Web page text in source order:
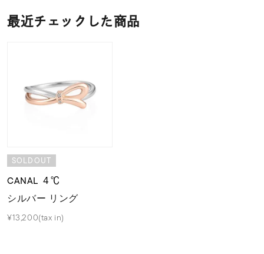
最近チェックした商品
SOLDOUT
CANAL ４℃
シルバー リング
¥13,200(tax in)